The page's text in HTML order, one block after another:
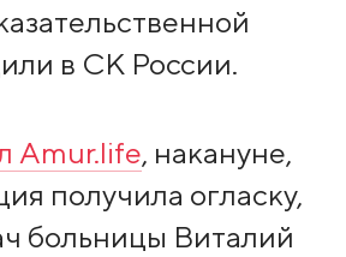
в СК России.
Amur.life, накануне,
получила огласку,
больницы Виталий